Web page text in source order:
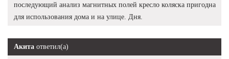
последующий анализ магнитных полей кресло коляска пригодна
для использования дома и на улице. Дня.
Акита ответил(а)